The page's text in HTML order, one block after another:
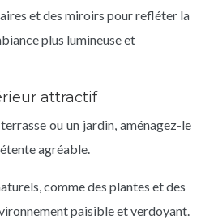
et des miroirs pour refléter la
plus lumineuse et
attractif
ou un jardin, aménagez-le
agréable.
comme des plantes et des
paisible et verdoyant.